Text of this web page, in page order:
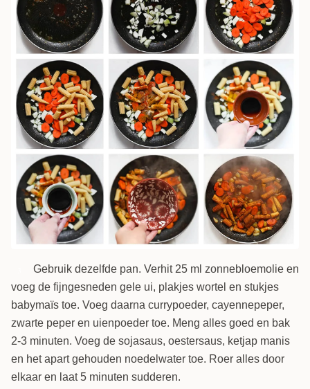
Gebruik dezelfde pan. Verhit 25 ml zonnebloemolie en
voeg de fijngesneden gele ui, plakjes wortel en stukjes
babymaïs toe. Voeg daarna currypoeder, cayennepeper,
zwarte peper en uienpoeder toe. Meng alles goed en bak
2-3 minuten. Voeg de sojasaus, oestersaus, ketjap manis
en het apart gehouden noedelwater toe. Roer alles door
elkaar en laat 5 minuten sudderen.